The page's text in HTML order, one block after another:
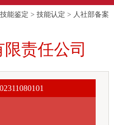
能鉴定 > 技能认定 > 人社部备案
责任公司